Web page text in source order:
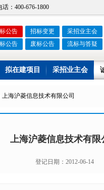
：400-676-1800
公告 招标变更
采招业主会
公告
废标公告 流标与答疑
拟在建项目 采招业主会
上海沪菱信息技术有限公司
上海沪菱信息技术有限
登记日期：2012-06-14